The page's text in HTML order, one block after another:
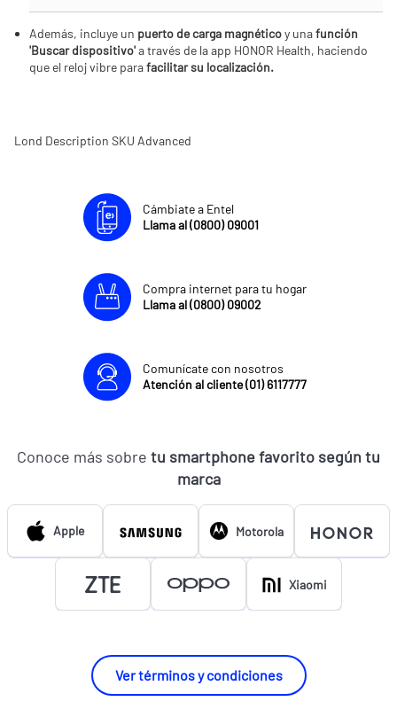
Además, incluye un puerto de carga magnéticoy unafunción
'Buscar dispositivo'a través de la app HONOR Health, haciendo
que el reloj vibre parafacilitar su localización.
Lond Description SKU Advanced
Cámbiate a Entel
Llama al (0800) 09001
Compra internet para tu hogar
Llama al (0800) 09002
Comunícate con nosotros
Atención al cliente (01) 6117777
Conoce más sobre tu smartphone favorito según tu
marca
Apple Motorola
Xiaomi
Ver términos y condiciones